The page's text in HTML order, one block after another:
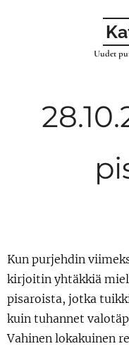
Uudet
Kun purjehdin
kirjoitin yhtäkkiä
pisaroista, jotka
kuin tuhannet
Vahinen lokakuinen